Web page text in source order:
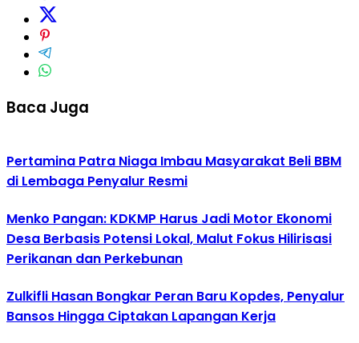
Baca Juga
Pertamina Patra Niaga Imbau Masyarakat Beli BBM
di Lembaga Penyalur Resmi
Menko Pangan: KDKMP Harus Jadi Motor Ekonomi
Desa Berbasis Potensi Lokal, Malut Fokus Hilirisasi
Perikanan dan Perkebunan
Zulkifli Hasan Bongkar Peran Baru Kopdes, Penyalur
Bansos Hingga Ciptakan Lapangan Kerja